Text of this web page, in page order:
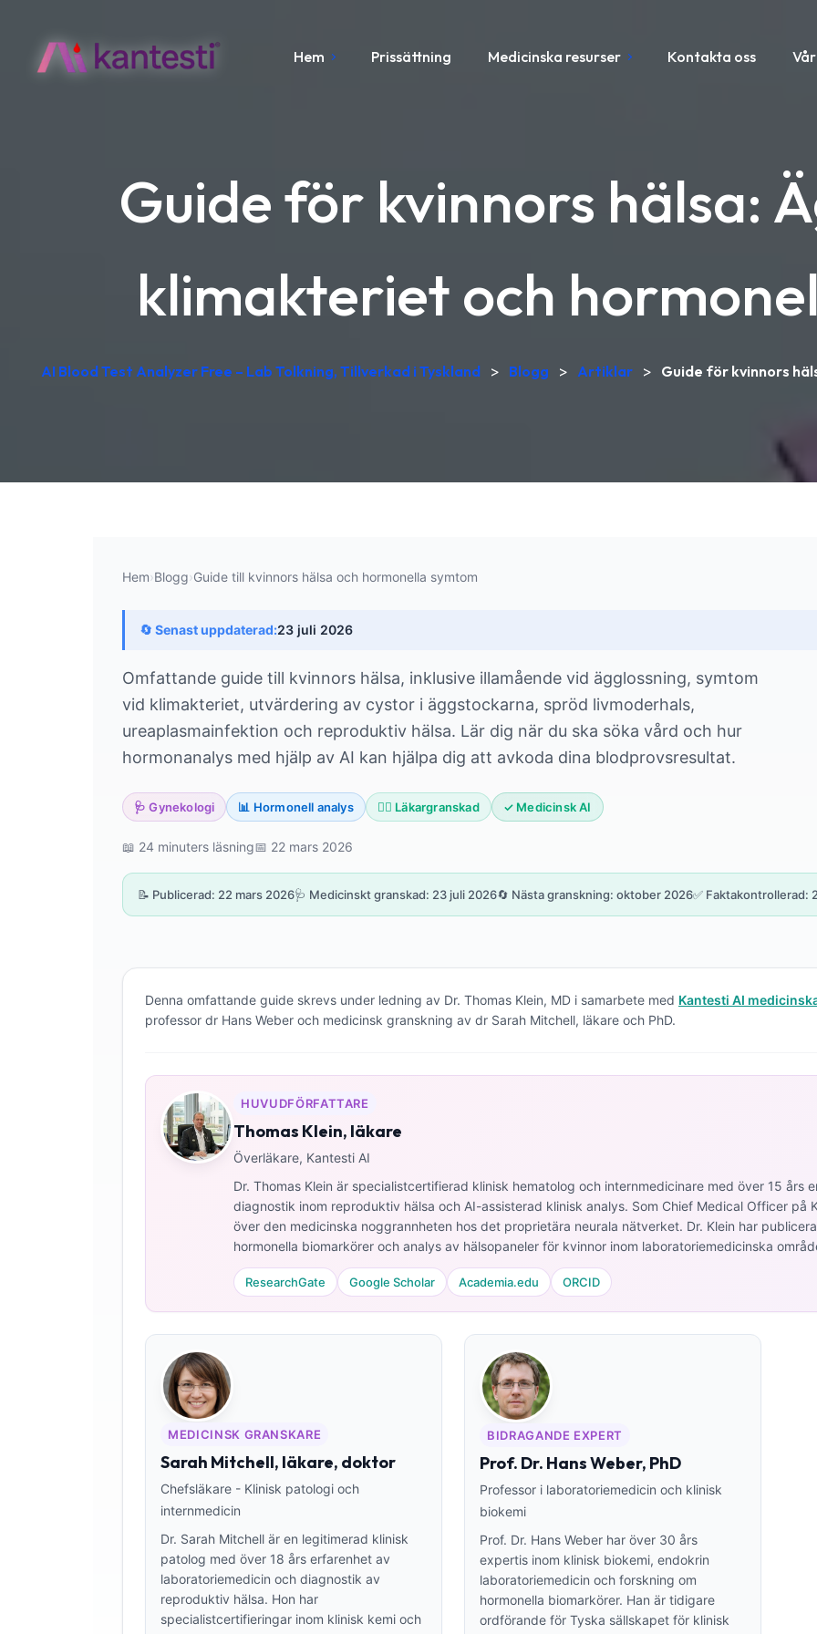
Hem Prissättning Medicinska resurser Kontakta oss
Guide för kvinnors hälsa:
klimakteriet och
AI Blood Test Analyzer Free – Lab Tolkning, Tillverkad i Tyskland > Blogg > Artiklar > Guide för kvinnors
Hem›Blogg›Guide till kvinnors hälsa och hormonella symtom
🔄 Senast uppdaterad:23 juli 2026
Omfattande guide till kvinnors hälsa, inklusive illamående vid ägglossning, symtom
vid klimakteriet, utvärdering av cystor i äggstockarna, spröd livmoderhals,
ureaplasmainfektion och reproduktiv hälsa. Lär dig när du ska söka vård och hur
hormonanalys med hjälp av AI kan hjälpa dig att avkoda dina blodprovsresultat.
🩺 Gynekologi 📊 Hormonell analys 👨‍⚕️ Läkargranskad ✓ Medicinsk AI
📖 24 minuters läsning📅 22 mars 2026
📝 Publicerad: 22 mars 2026🩺 Medicinskt granskad: 23 juli 2026🔄 Nästa granskning: oktober 2026✅ Faktakontrollerad:
Denna omfattande guide skrevs under ledning av Dr. Thomas Klein, MD i samarbete med Kantesti AI
professor dr Hans Weber och medicinsk granskning av dr Sarah Mitchell, läkare och PhD.
HUVUDFÖRFATTARE
Thomas Klein, läkare
Överläkare, Kantesti AI
Dr. Thomas Klein är specialistcertifierad klinisk hematolog och internmedicinare med över 15 års
diagnostik inom reproduktiv hälsa och AI-assisterad klinisk analys. Som Chief Medical Officer på
över den medicinska noggrannheten hos det proprietära neurala nätverket. Dr. Klein har
hormonella biomarkörer och analys av hälsopaneler för kvinnor inom laboratoriemedicinska
ResearchGate Google Scholar Academia.edu ORCID
MEDICINSK GRANSKARE
Sarah Mitchell, läkare, doktor
Chefsläkare - Klinisk patologi och
internmedicin
Dr. Sarah Mitchell är en legitimerad klinisk
patolog med över 18 års erfarenhet av
laboratoriemedicin och diagnostik av
reproduktiv hälsa. Hon har
specialistcertifieringar inom klinisk kemi och
BIDRAGANDE EXPERT
Prof. Dr. Hans Weber, PhD
Professor i laboratoriemedicin och klinisk
biokemi
Prof. Dr. Hans Weber har över 30 års
expertis inom klinisk biokemi, endokrin
laboratoriemedicin och forskning om
hormonella biomarkörer. Han är tidigare
ordförande för Tyska sällskapet för klinisk
Ślōnskŏ gŏdka
Norsk bokmål